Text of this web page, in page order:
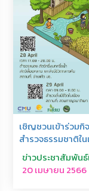
เชิญชวนเข้าร่วม
สำรวจธรรมชาติใ
ข่าวประชาสัมพัน
20 เมษายน 2566